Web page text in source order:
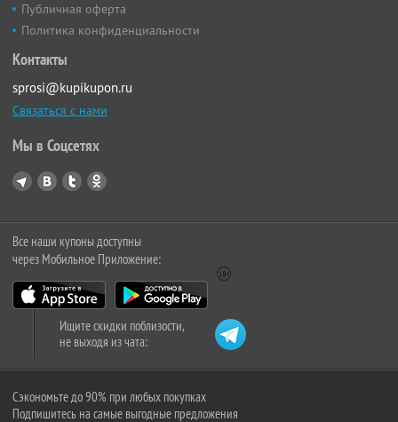
Публичная оферта
Политика конфиденциальности
Контакты
sprosi@kupikupon.ru
Связаться с нами
Мы в Соцсетях
Все наши купоны доступны
через Мобильное Приложение:
Ищите скидки поблизости,
не выходя из чата:
Сэкономьте до 90% при любых покупках
Подпишитесь на самые выгодные предложения